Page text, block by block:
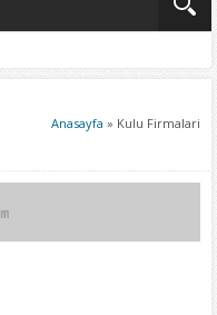
Anasayfa » Kulu Firmalari